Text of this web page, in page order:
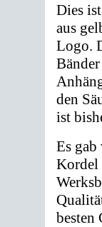
Dies
aus
Logo.
den
ist
Es
Kordel
besten